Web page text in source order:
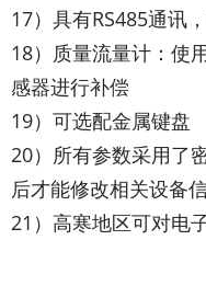
17）具有RS485通讯
18）质量流量计：使
感器进行补偿
19）可选配金属键盘
20）所有参数采用了
后才能修改相关设备
21）高寒地区可对电